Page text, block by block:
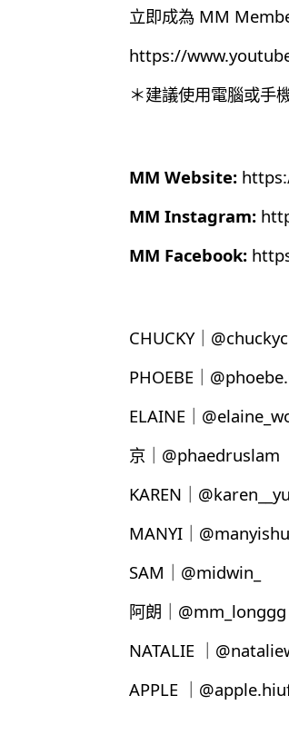
立即成為 MM
https://
＊建議使用電腦或手
MM Website:
MM Instagram:
MM Facebook:
CHUCKY｜
PHOEBE｜
ELAINE｜
京｜@phaedruslam
KAREN｜
MANYI｜
SAM｜@midwin_
阿朗｜@mm_longgg
NATALIE ｜
APPLE ｜